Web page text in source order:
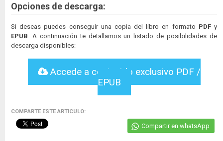
Opciones de descarga:
Si deseas puedes conseguir una copia del libro en formato PDFy
EPUB . A continuación te detallamos un listado de posibilidades de
descarga disponibles:
Accede a contenido exclusivo PDF /
EPUB
COMPARTE ESTE ARTICULO:
Compartir en whatsApp